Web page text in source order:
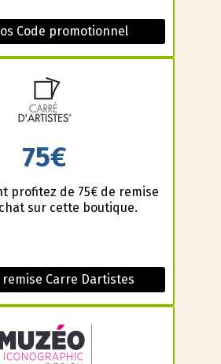
Code promotionnel
75€
profitez de 75€ de remise
sur cette boutique.
remise Carre Dartistes